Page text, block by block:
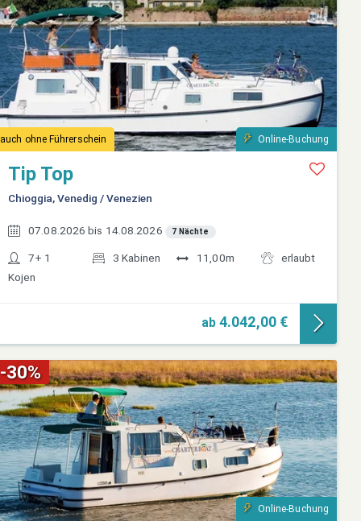
auch ohne Führerschein Online-Buchung
Tip Top
Chioggia, Venedig / Venezien
07.08.2026 bis 14.08.2026 7 Nächte
7+ 1
Kojen
3 Kabinen 11,00m erlaubt
ab 4.042,00 €
-30%
Online-Buchung